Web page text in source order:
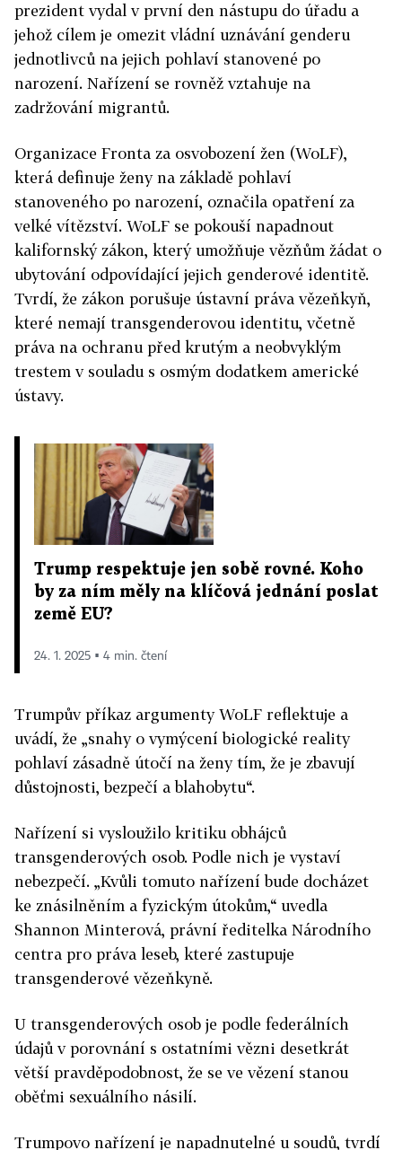
prezident vydal v první den nástupu do úřadu a
jehož cílem je omezit vládní uznávání genderu
jednotlivců na jejich pohlaví stanovené po
narození. Nařízení se rovněž vztahuje na
zadržování migrantů.
Organizace Fronta za osvobození žen (WoLF),
která definuje ženy na základě pohlaví
stanoveného po narození, označila opatření za
velké vítězství. WoLF se pokouší napadnout
kalifornský zákon, který umožňuje vězňům žádat o
ubytování odpovídající jejich genderové identitě.
Tvrdí, že zákon porušuje ústavní práva vězeňkyň,
které nemají transgenderovou identitu, včetně
práva na ochranu před krutým a neobvyklým
trestem v souladu s osmým dodatkem americké
ústavy.
Trump respektuje jen sobě rovné. Koho
by za ním měly na klíčová jednání poslat
země EU?
24. 1. 2025 ▪ 4 min. čtení
Trumpův příkaz argumenty WoLF reflektuje a
uvádí, že „snahy o vymýcení biologické reality
pohlaví zásadně útočí na ženy tím, že je zbavují
důstojnosti, bezpečí a blahobytu“.
Nařízení si vysloužilo kritiku obhájců
transgenderových osob. Podle nich je vystaví
nebezpečí. „Kvůli tomuto nařízení bude docházet
ke znásilněním a fyzickým útokům,“ uvedla
Shannon Minterová, právní ředitelka Národního
centra pro práva leseb, které zastupuje
transgenderové vězeňkyně.
U transgenderových osob je podle federálních
údajů v porovnání s ostatními vězni desetkrát
větší pravděpodobnost, že se ve vězení stanou
oběťmi sexuálního násilí.
Trumpovo nařízení je napadnutelné u soudů, tvrdí